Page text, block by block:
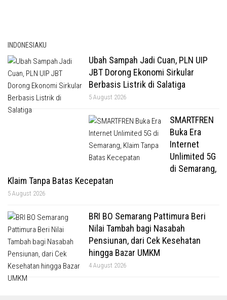
INDONESIAKU
Ubah Sampah Jadi Cuan, PLN UIP
JBT Dorong Ekonomi Sirkular
Berbasis Listrik di Salatiga
5 August 2026
SMARTFREN
Buka Era
Internet
Unlimited 5G
di Semarang,
Klaim Tanpa Batas Kecepatan
5 August 2026
BRI BO Semarang Pattimura Beri
Nilai Tambah bagi Nasabah
Pensiunan, dari Cek Kesehatan
hingga Bazar UMKM
4 August 2026